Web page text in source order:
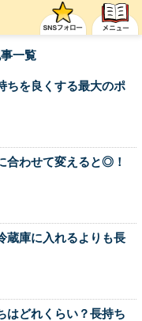
一覧
ちを良くする最大のポ
合わせて変えると◎！
蔵庫に入れるよりも長
はどれくらい？長持ち